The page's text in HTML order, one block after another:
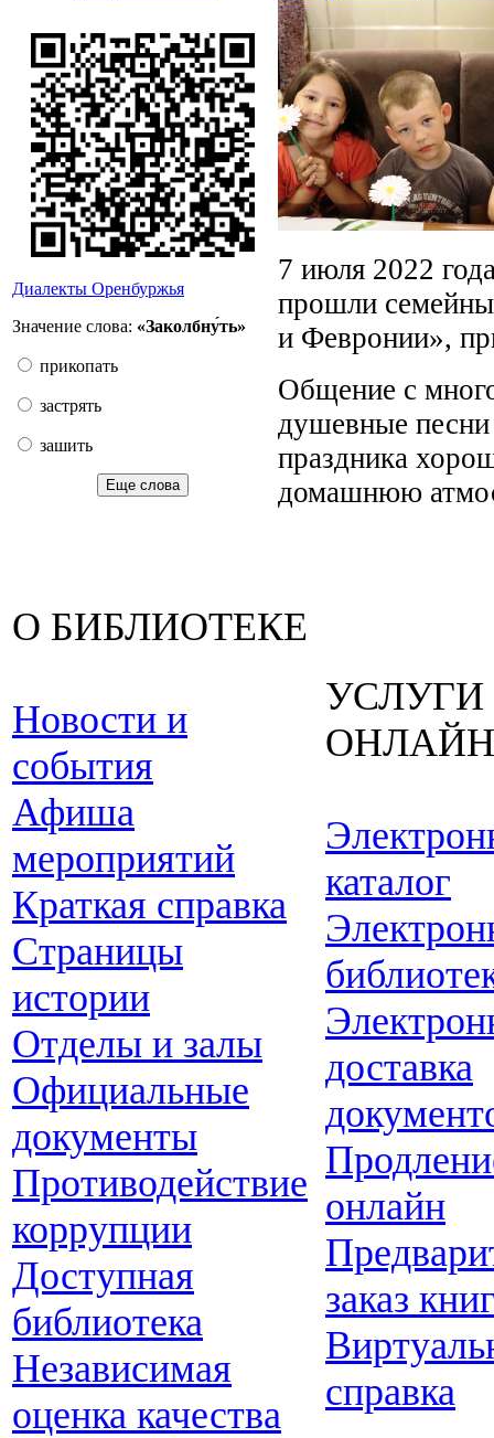
Диалекты Оренбуржья
Значение слова: «Заколбну́ть»
прикопать
застрять
зашить
Еще слова
7 июля 2022
прошли
и Февронии»,
Общение с
душевные
праздника
домашнюю
О БИБЛИОТЕКЕ
Новости и
события
Афиша
мероприятий
Краткая справка
Страницы
истории
Отделы и залы
Официальные
документы
Противодействие
коррупции
Доступная
библиотека
Независимая
оценка качества
УСЛУГИ
ОНЛАЙН
каталог
доставка
онлайн
заказ
справка